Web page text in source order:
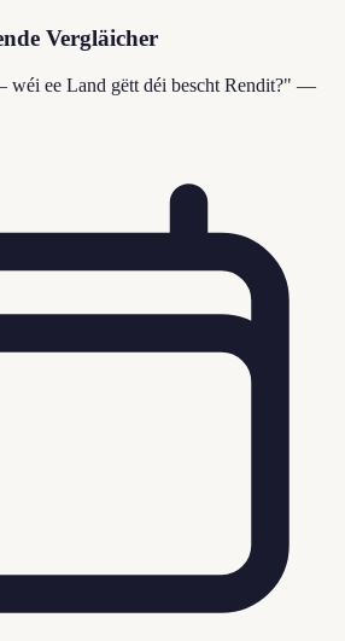
Vergläicher
wéi ee Land gëtt déi bescht Rendit?" —